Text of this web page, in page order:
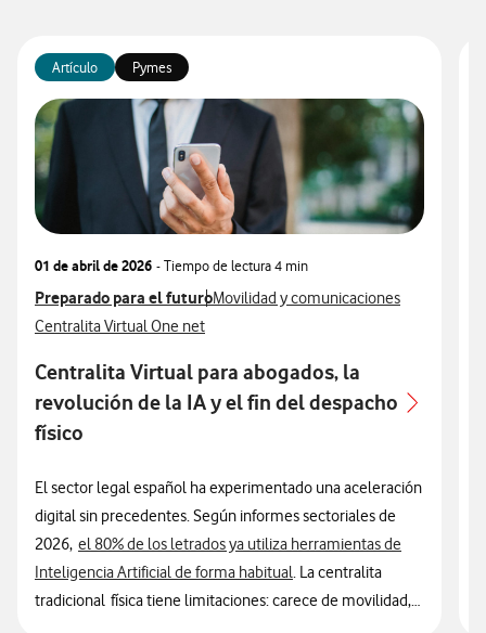
Artículo Pymes
01 de abril de 2026 - Tiempo de lectura4 min
Ver más articulos relacionados con
Preparado para el futuroVer más artículos con
Movilidad y comunicaciones
Ver más artículos con
Centralita Virtual One net
Centralita Virtual para abogados, la
revolución de la IA y el fin del despacho
físico
El sector legal español ha experimentado una aceleración
digital sin precedentes. Según informes sectoriales de
2026, el 80% de los letrados ya utiliza herramientas de
Inteligencia Artificial de forma habitual. La centralita
tradicional física tiene limitaciones: carece de movilidad,